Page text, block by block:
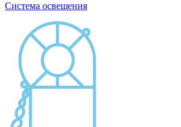
Система освещения